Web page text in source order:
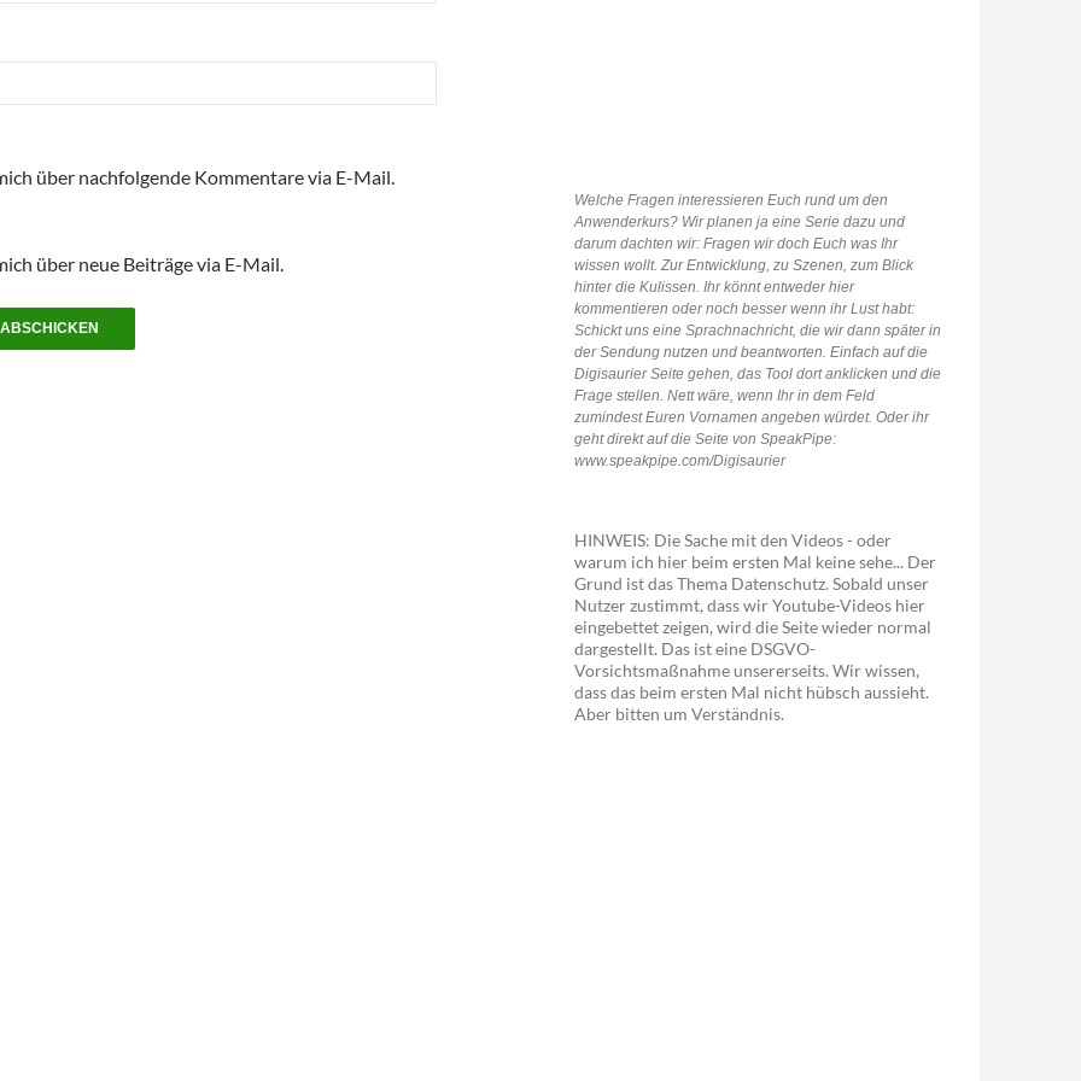
über nachfolgende Kommentare via E-Mail.
über neue Beiträge via E-Mail.
Welche Fragen interessieren Euch rund um den
Anwenderkurs? Wir planen ja eine Serie dazu und
darum dachten wir: Fragen wir doch Euch was Ihr
wissen wollt. Zur Entwicklung, zu Szenen, zum Blick
hinter die Kulissen. Ihr könnt entweder hier
kommentieren oder noch besser wenn ihr Lust habt:
Schickt uns eine Sprachnachricht, die wir dann später in
der Sendung nutzen und beantworten. Einfach auf die
Digisaurier Seite gehen, das Tool dort anklicken und die
Frage stellen. Nett wäre, wenn Ihr in dem Feld
zumindest Euren Vornamen angeben würdet. Oder ihr
geht direkt auf die Seite von SpeakPipe:
www.speakpipe.com/Digisaurier
HINWEIS: Die Sache mit den Videos - oder
warum ich hier beim ersten Mal keine sehe... Der
Grund ist das Thema Datenschutz. Sobald unser
Nutzer zustimmt, dass wir Youtube-Videos hier
eingebettet zeigen, wird die Seite wieder normal
dargestellt. Das ist eine DSGVO-
Vorsichtsmaßnahme unsererseits. Wir wissen,
dass das beim ersten Mal nicht hübsch aussieht.
Aber bitten um Verständnis.